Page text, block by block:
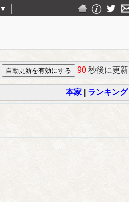
▼
90 秒後に更新
本家 ランキング